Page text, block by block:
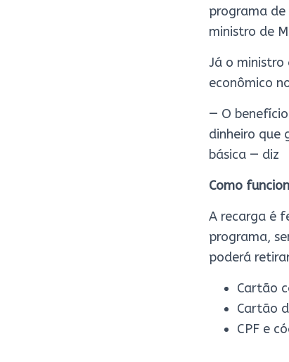
programa
ministro de
Já o ministro
econômico
— O
dinheiro que
básica — diz
Como
A recarga é
programa,
poderá
Cartão
Cartão
CPF e